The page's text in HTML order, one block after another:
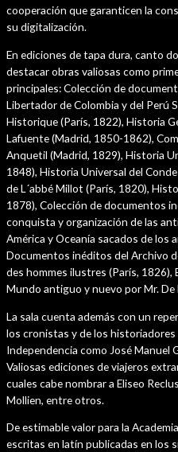
cooperación que garanticen la
su digitalización.
En ediciones de tapa dura, canto
destacar obras valiosas como
principales: Colección de
Libertador de Colombia y del Perú
Historique (París, 1822), Historia
Lafuente (Madrid, 1850-1862),
Anquetil (Madrid, 1829), Historia
1848), Historia Universal del
de L´abbé Millot (París, 1820),
1878), Colección de documentos
conquista y organización de las
América y Oceanía sacados de los
Documentos inéditos del Archivo
des hommes ilustres (París, 1826),
Mundo antiguo y nuevo por Mr.
La sala cuenta además con un
los cronistas y de los historiadores
Independencia como José Manuel
Valiosas ediciones de viajeros
cuales cabe nombrar a Eliseo
Mollien, entre otros.
De estimable valor para la
escritas en latín publicadas en los